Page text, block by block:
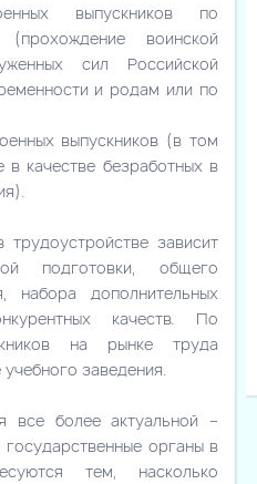
выпускников по
воинской
сил Российской
и родам или по
выпускников (в том
качестве безработных в
зависит
подготовки, общего
набора дополнительных
качеств. По
на рынке труда
заведения.
все более актуальной –
органы в
тем, насколько